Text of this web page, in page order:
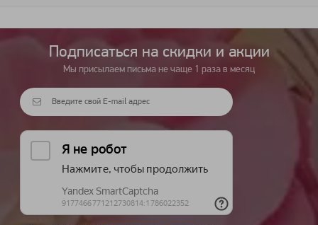
Подписаться на cкидки и акции
Мы присылаем письма не чаще 1 раза в месяц